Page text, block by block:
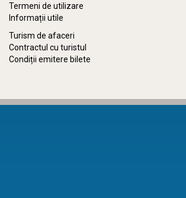
Termeni de utilizare
Informații utile
Turism de afaceri
Contractul cu turistul
Condiții emitere bilete